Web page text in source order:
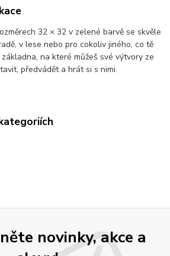
32 × 32 v zelené barvě se skvěle
v lese nebo pro cokoliv jiného, co tě
na které můžeš své výtvory ze
předvádět a hrát si s nimi.
novinky, akce a